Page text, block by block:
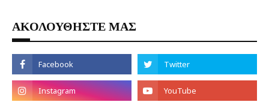
ΑΚΟΛΟΥΘΗΣΤΕ ΜΑΣ